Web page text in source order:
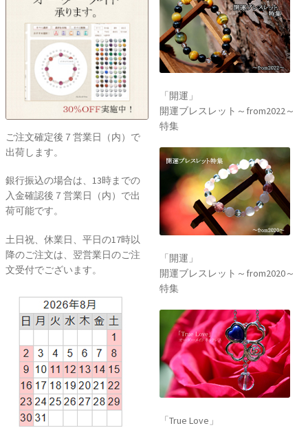
ご注文確定後７営業日（内）で
出荷します。
銀行振込の場合は、13時までの
入金確認後７営業日（内）で出
荷可能です。
土日祝、休業日、平日の17時以
降のご注文は、翌営業日のご注
文受付でございます。
「開運」
開運ブレスレット～from2022～
特集
「開運」
開運ブレスレット～from2020～
特集
「True Love」